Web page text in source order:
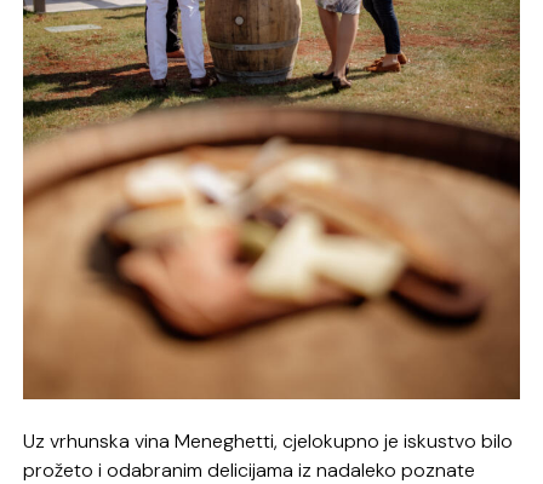
Uz vrhunska vina Meneghetti, cjelokupno je iskustvo bilo
prožeto i odabranim delicijama iz nadaleko poznate